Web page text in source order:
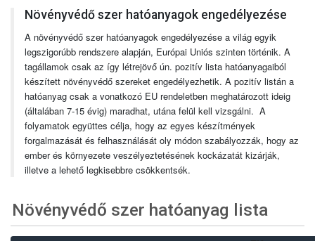
Növényvédő szer hatóanyagok engedélyezése
A növényvédő szer hatóanyagok engedélyezése a világ egyik
legszigorúbb rendszere alapján, Európai Uniós szinten történik. A
tagállamok csak az így létrejövő ún. pozitív lista hatóanyagaiból
készített növényvédő szereket engedélyezhetik. A pozitív listán a
hatóanyag csak a vonatkozó EU rendeletben meghatározott ideig
(általában 7-15 évig) maradhat, utána felül kell vizsgálni. A
folyamatok együttes célja, hogy az egyes készítmények
forgalmazását és felhasználását oly módon szabályozzák, hogy az
ember és környezete veszélyeztetésének kockázatát kizárják,
illetve a lehető legkisebbre csökkentsék.
Növényvédő szer hatóanyag lista